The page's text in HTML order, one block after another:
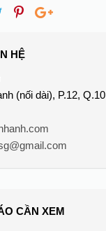
HỆ
(nối dài), P.12, Q.10
CẦN XEM